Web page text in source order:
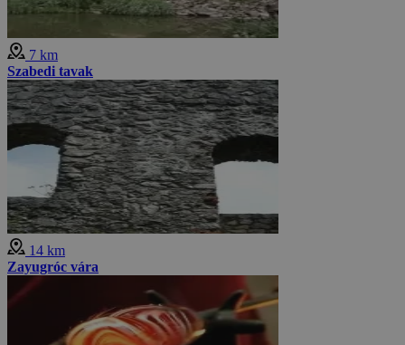
7 km
Szabedi tavak
14 km
Zayugróc vára